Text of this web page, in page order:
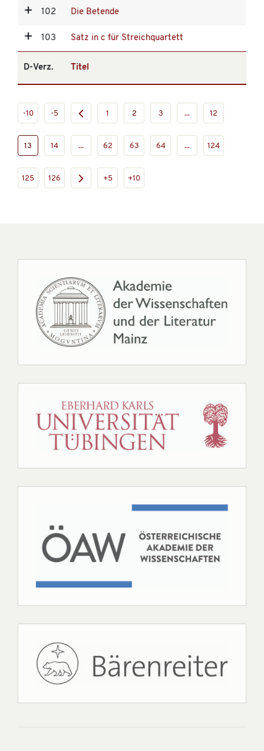
102 Die Betende
103 Satz in c für Streichquartett
D-Verz. Titel
-10 -5 1 2 3 ... 12
13 14 ... 62 63 64 ... 124
125 126 +5 +10